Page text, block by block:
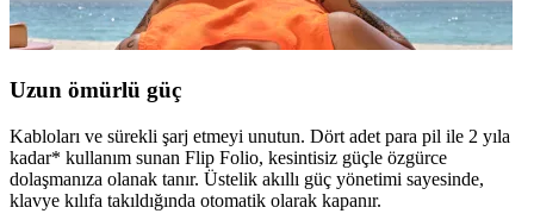
Uzun ömürlü güç
Kabloları ve sürekli şarj etmeyi unutun. Dört adet para pil ile 2 yıla
kadar* kullanım sunan Flip Folio, kesintisiz güçle özgürce
dolaşmanıza olanak tanır. Üstelik akıllı güç yönetimi sayesinde,
klavye kılıfa takıldığında otomatik olarak kapanır.